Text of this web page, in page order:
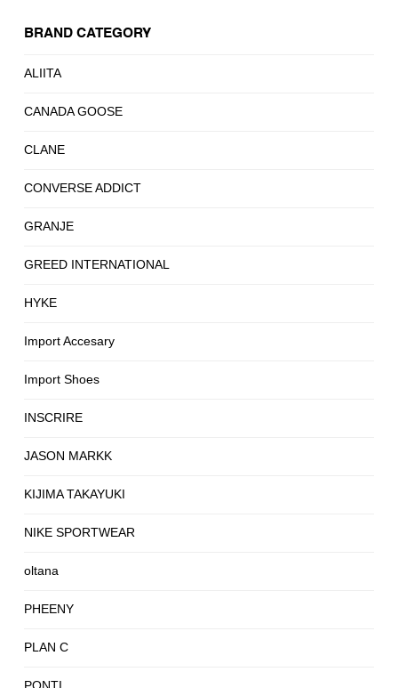
BRAND CATEGORY
ALIITA
CANADA GOOSE
CLANE
CONVERSE ADDICT
GRANJE
GREED INTERNATIONAL
HYKE
Import Accesary
Import Shoes
INSCRIRE
JASON MARKK
KIJIMA TAKAYUKI
NIKE SPORTWEAR
oltana
PHEENY
PLAN C